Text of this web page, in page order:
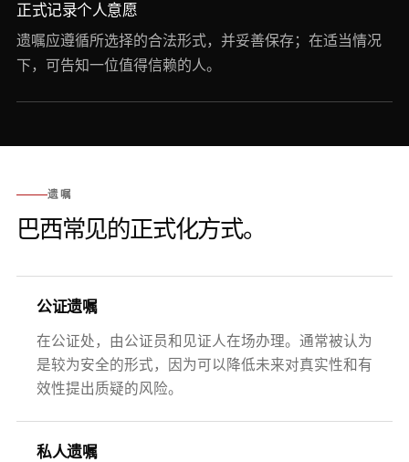
正式记录个人意愿
遗嘱应遵循所选择的合法形式，并妥善保存；在适当情况
下，可告知一位值得信赖的人。
遗嘱
巴西常见的正式化方式。
公证遗嘱
在公证处，由公证员和见证人在场办理。通常被认为
是较为安全的形式，因为可以降低未来对真实性和有
效性提出质疑的风险。
私人遗嘱